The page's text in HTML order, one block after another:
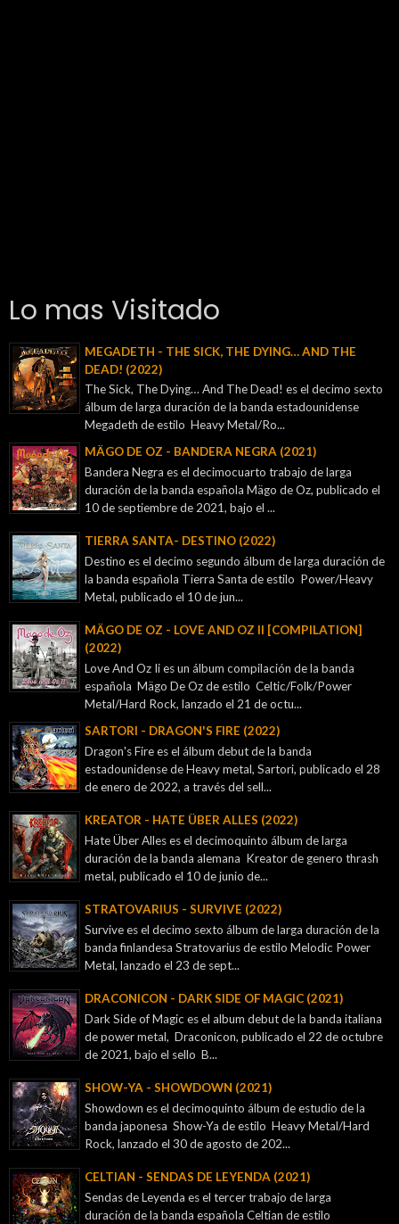
Lo mas Visitado
MEGADETH - THE SICK, THE DYING… AND THE
DEAD! (2022)
The Sick, The Dying… And The Dead! es el decimo sexto
álbum de larga duración de la banda estadounidense
Megadeth de estilo Heavy Metal/Ro...
MÄGO DE OZ - BANDERA NEGRA (2021)
Bandera Negra es el decimocuarto trabajo de larga
duración de la banda española Mägo de Oz, publicado el
10 de septiembre de 2021, bajo el ...
TIERRA SANTA- DESTINO (2022)
Destino es el decimo segundo álbum de larga duración de
la banda española Tierra Santa de estilo Power/Heavy
Metal, publicado el 10 de jun...
MÄGO DE OZ - LOVE AND OZ II [COMPILATION]
(2022)
Love And Oz Ii es un álbum compilación de la banda
española Mägo De Oz de estilo Celtic/Folk/Power
Metal/Hard Rock, lanzado el 21 de octu...
SARTORI - DRAGON'S FIRE (2022)
Dragon's Fire es el álbum debut de la banda
estadounidense de Heavy metal, Sartori, publicado el 28
de enero de 2022, a través del sell...
KREATOR - ‎HATE ÜBER ALLES (2022)
Hate Über Alles es el decimoquinto álbum de larga
duración de la banda alemana Kreator de genero thrash
metal, publicado el 10 de junio de...
STRATOVARIUS - SURVIVE (2022)
Survive es el decimo sexto álbum de larga duración de la
banda finlandesa Stratovarius de estilo Melodic Power
Metal, lanzado el 23 de sept...
DRACONICON - DARK SIDE OF MAGIC (2021)
Dark Side of Magic es el album debut de la banda italiana
de power metal, Draconicon, publicado el 22 de octubre
de 2021, bajo el sello B...
SHOW-YA - SHOWDOWN (2021)
Showdown es el decimoquinto álbum de estudio de la
banda japonesa Show-Ya de estilo Heavy Metal/Hard
Rock, lanzado el 30 de agosto de 202...
CELTIAN - SENDAS DE LEYENDA (2021)
Sendas de Leyenda es el tercer trabajo de larga
duración de la banda española Celtian de estilo